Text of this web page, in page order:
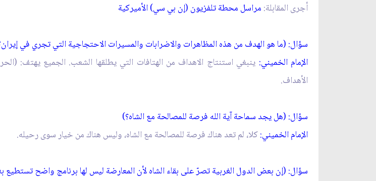
أجرى المقابلة: مراسل محطة تلفزيون (إن بي سي) الأميركية
سؤال: (ما هو الهدف من هذه المظاهرات والاضرابات والمسيرات الاحتجاجية التي تجري في
الإمام الخميني: ينبغي استنتاج الاهداف من الهتافات التي يطلقها الشعب. الجميع يهتف:
الأهداف.
سؤال: (هل يجد سماحة آية الله فرصة للمصالحة مع الشاه؟)
الإمام الخميني:كلا، لم تعد هناك فرصة للمصالحة مع الشاه، وليس هناك من خيار سوى رحيله.
سؤال: (إن بعض الدول الغربية تصرّ على بقاء الشاه لأن المعارضة ليس لها برنامج واضح تستطيع